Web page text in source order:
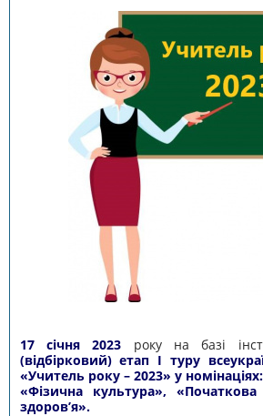
17 січня2023 рокуна базі
(відбірковий) етап І туру
«Учитель року – 2023» у
«Фізична культура»,
здоров’я».